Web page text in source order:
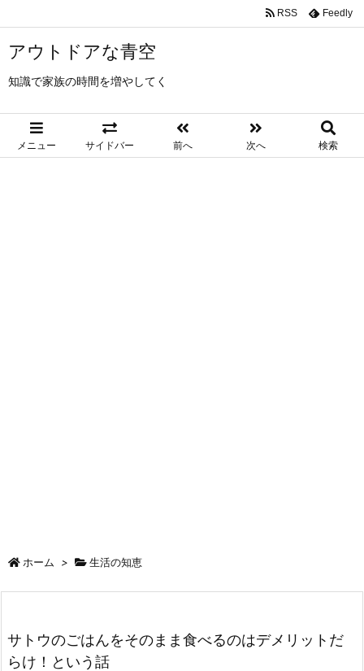
アウトドアな青空
知識で家族の時間を増やしてく
メニュー サイドバー 前へ 次へ 検索
RSS Feedly
ホーム > 生活の知恵
サトウのごはんをそのまま食べるのはデメリットだ
らけ！という話